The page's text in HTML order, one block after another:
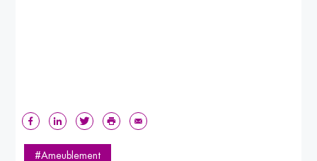
#Ameublement